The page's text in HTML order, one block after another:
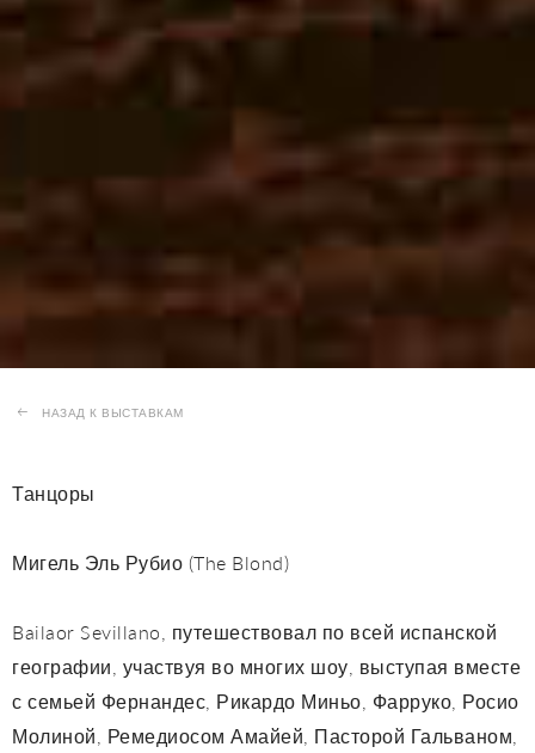
НАЗАД К ВЫСТАВКАМ
Танцоры
Мигель Эль Рубио (The Blond)
Bailaor Sevillano, путешествовал по всей испанской
географии, участвуя во многих шоу, выступая вместе
с семьей Фернандес, Рикардо Миньо, Фарруко, Росио
Молиной, Ремедиосом Амайей, Пасторой Гальваном,